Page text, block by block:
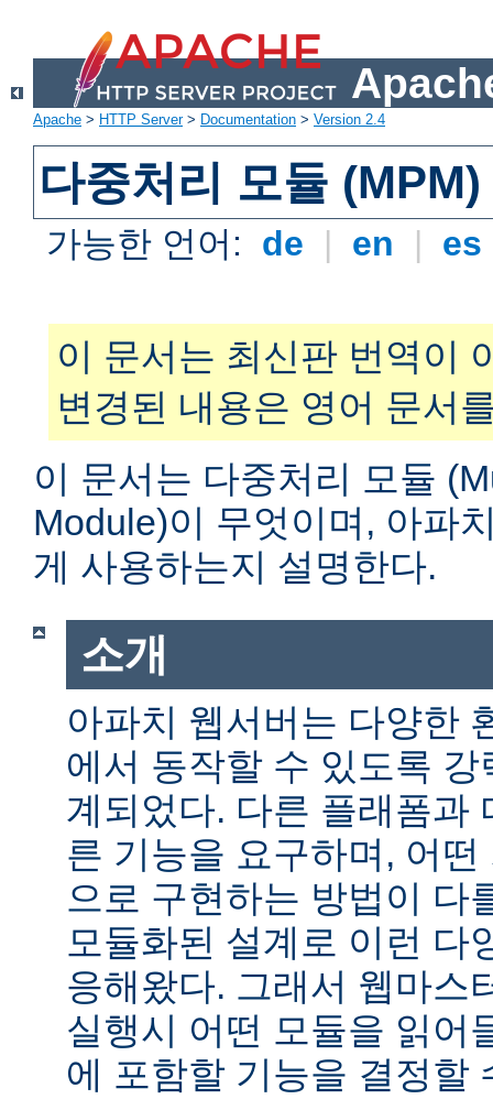
Apache > HTTP Server> Documentation > Version 2.4
다중처리 모듈 (MPM)
가능한 언어: de | en | es
이 문서는 최신판 번역이
변경된 내용은 영어 문서
이 문서는 다중처리 모듈
Module)이 무엇이며, 아파
게 사용하는지 설명한다.
소개
아파치 웹서버는 다양한
에서 동작할 수 있도록
계되었다. 다른 플래폼과
른 기능을 요구하며, 어
으로 구현하는 방법이 다
모듈화된 설계로 이런 다
응해왔다. 그래서 웹마스
실행시 어떤 모듈을 읽어
에 포함할 기능을 결정할